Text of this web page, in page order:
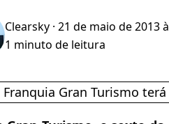
Clearsky · 21 de maio de 2013
1 minuto de leitura